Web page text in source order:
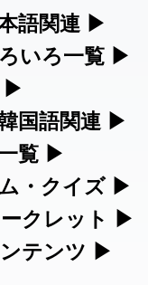
「 」のイメージを追加し
「 元旦」のイメージを追加
「
胆石」のイメージを追加
「下取」のイメージを追加
「無性 」のイメージを追
語関連 ▶
方検索、手書
日本語学習に
集めています。
漢字辞典 - 読み
手書き漢字入力
き方・書き順
いろ一覧 ▶
別の漢字一覧
索など、各種
ールです。
部首画数別漢字
常用漢字一覧
▶
・略語の意味
ング練習など
です。
語の意味・発
英語の発音記号
国語関連 ▶
ンイン変換、
アジア言語学
中国語入力 変
覧 ▶
やスポーツ選
発音を確認でき
人の苗字・名前
・クイズ ▶
ズルや漢字ク
ら学べるゲー
クレット ▶
登録して、ど
テンツ ▶